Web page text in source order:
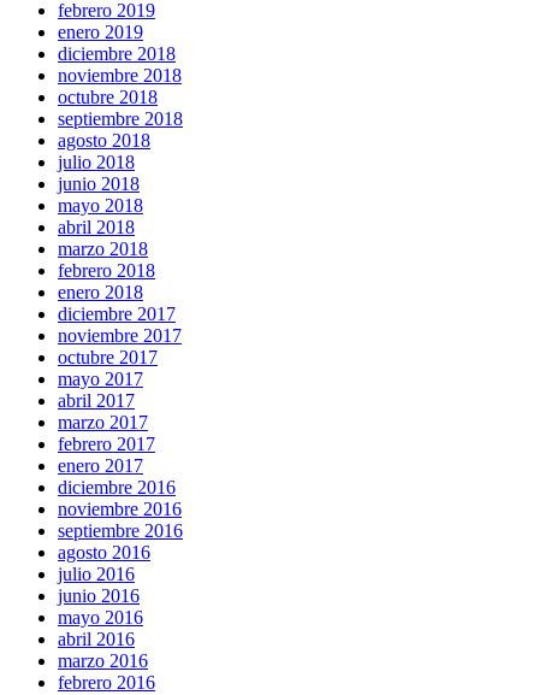
febrero 2019
enero 2019
diciembre 2018
noviembre 2018
octubre 2018
septiembre 2018
agosto 2018
julio 2018
junio 2018
mayo 2018
abril 2018
marzo 2018
febrero 2018
enero 2018
diciembre 2017
noviembre 2017
octubre 2017
mayo 2017
abril 2017
marzo 2017
febrero 2017
enero 2017
diciembre 2016
noviembre 2016
septiembre 2016
agosto 2016
julio 2016
junio 2016
mayo 2016
abril 2016
marzo 2016
febrero 2016